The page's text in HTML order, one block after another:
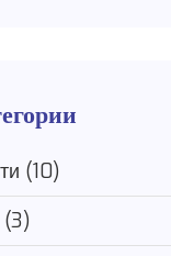
(10)
(3)